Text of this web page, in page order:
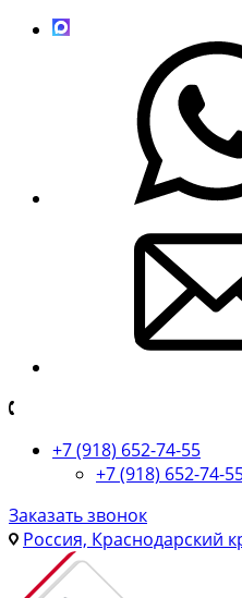
+7 (918) 652-74-55
+7 (918) 652-74-
Заказать звонок
Россия, Краснодарский